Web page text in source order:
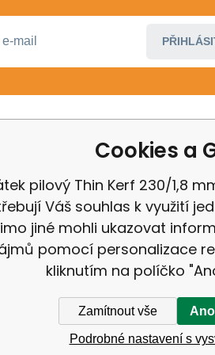
Cookies a
pilový Thin Kerf 230/1,8
Váš souhlas k využití
jiné mohli ukazovat
pomocí personalizace
kliknutím na políčko
Zamítnout vše
Podrobné nastavení s